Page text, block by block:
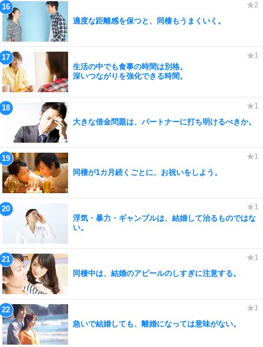
適度な距離感を保つと、同棲もうまくいく。
生活の中でも食事の時間は別格。
深いつながりを強化できる時間。
大きな借金問題は、パートナーに打ち明けるべきか。
同棲が1カ月続くごとに、お祝いをしよう。
浮気・暴力・ギャンブルは、結婚して治るものではな
い。
同棲中は、結婚のアピールのしすぎに注意する。
急いで結婚しても、離婚になっては意味がない。